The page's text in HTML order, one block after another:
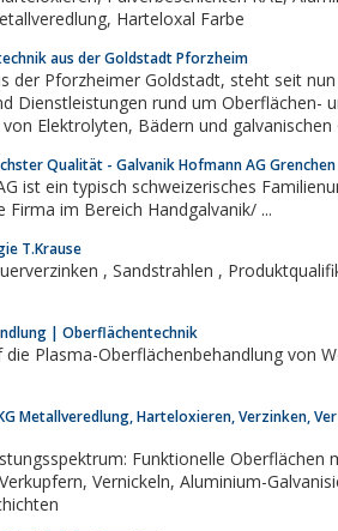
Aluminium Eloxieren, Metallveredlung, Harteloxal Farbe
aus der Goldstadt Pforzheim
steht seit nun mehr 30 Jahren als Garant für höchste
Dienstleistungen rund um Oberflächen-
Geräten und Anlagen ist Jentner
Qualität - Galvanik Hofmann AG Grenchen
ist ein typisch schweizerisches
Firma im Bereich Handgalvanik/ ...
T.Krause
| Oberflächentechnik
die Plasma-Oberflächenbehandlung von
Metallveredlung, Harteloxieren, Verzinken,
Funktionelle Oberflächen mit